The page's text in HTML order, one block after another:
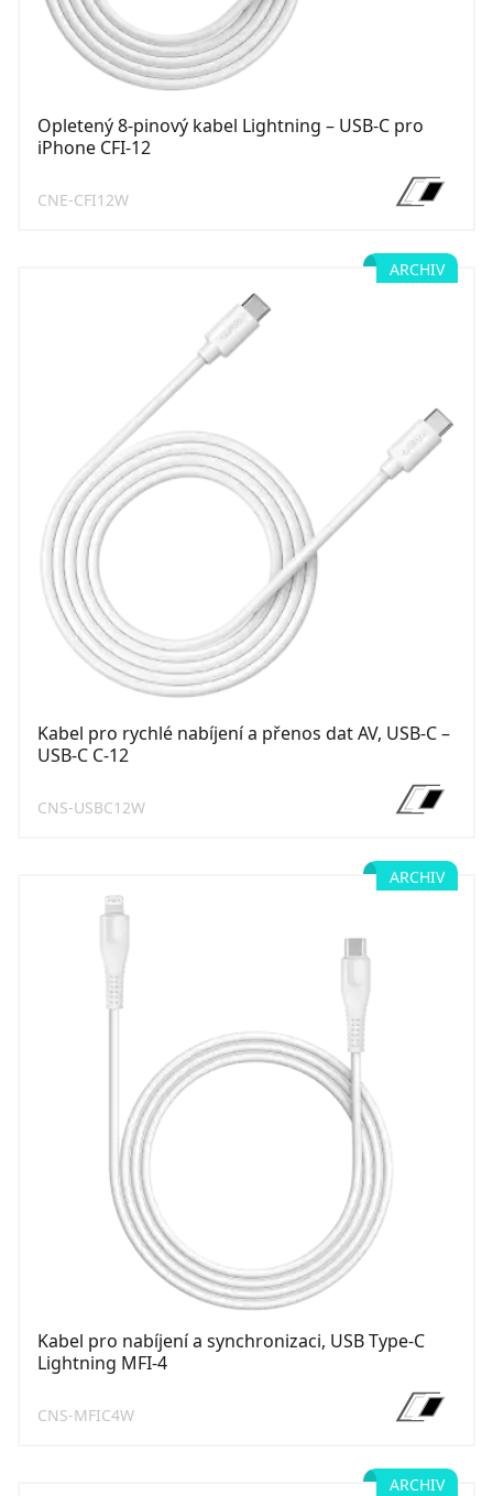
Opletený 8-pinový kabel Lightning – USB-C pro
iPhone CFI-12
CNE-CFI12W
ARCHIV
Kabel pro rychlé nabíjení a přenos dat AV, USB-C –
USB-C C-12
CNS-USBC12W
ARCHIV
Kabel pro nabíjení a synchronizaci, USB Type-C
Lightning MFI-4
CNS-MFIC4W
ARCHIV